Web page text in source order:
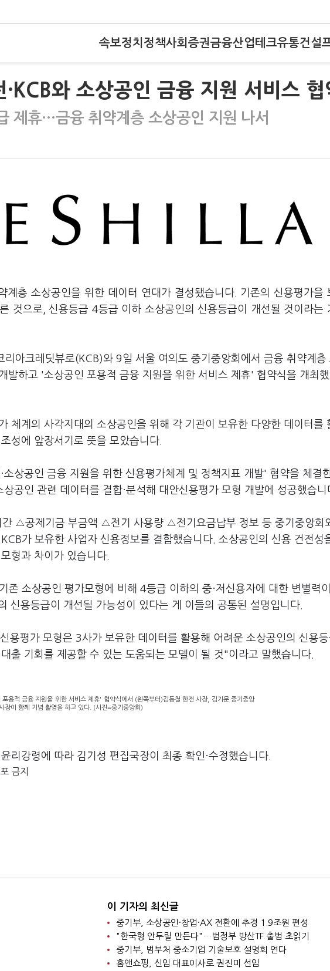
속보정치 정책사회 증권금융산업테크유통건설
와 소상공인 금융 지원 서비스 협
제휴…금융 취약계층 소상공인 지원 나서
계층 소상공인을 위한 데이터 연대가 결성됐습니다. 기존의 신용평가을
것으로, 신용등급 4등급 이하 소상공인의 신용등급이 개선될 것이라는
리아크레딧뷰로(KCB)와 9일 서울 여의도 중기중앙회에서 금융 취약계층
발하고 '소상공인 포용적 금융 지원을 위한 서비스 제휴' 협약식을 개최
체계의 사각지대의 소상공인을 위해 각 기관이 보유한 다양한 데이터를
성에 앞장서기로 뜻을 모았습니다.
상공인 금융 지원을 위한 신용평가체계 및 정책지표 개발' 협약을 체결
공인 관련 데이터를 결합·분석해 대안신용평가 모형 개발에 성공했습
△공제기금 부금액 △전기 사용량 △전기요금납부 정보 등 중기중앙회
가 보유한 사업자 신용정보를 결합했습니다. 소상공인의 신용 건전성
형과 차이가 있습니다.
존 소상공인 평가모형에 비해 4등급 이하의 중·저신용자에 대한 변별력
신용등급이 개선될 가능성이 있다는 게 이들의 공통된 설명입니다.
용평가 모형은 3사가 보유한 데이터를 활용해 어려운 소상공인의 신용
출 기회를 제공할 수 있는 도움되는 모델이 될 것"이라고 말했습니다.
용적 금융 지원을 위한 서비스 제휴' 협약식에서 (왼쪽부터)김동철 한전 사장, 김기문 중기중앙
장이 함께 기념 촬영을 하고 있다. (사진=중기중앙회)
리강령에 따라 김기성 편집국장이 최종 확인·수정했습니다.
금지
이 기자의 최신글
중기부, 소상공인·창업·AX 전환에 추경 1.9조원 편성
"한국형 안두릴 만든다"…범정부 방산TF 출범 초읽기
중기부, 범부처 중소기업 기술보호 설명회 연다
홈앤쇼핑, 신임 대표이사로 권진미 선임